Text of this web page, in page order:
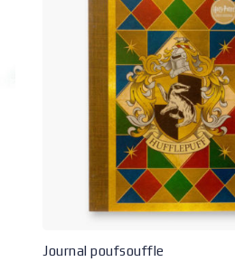
Journal poufsouffle